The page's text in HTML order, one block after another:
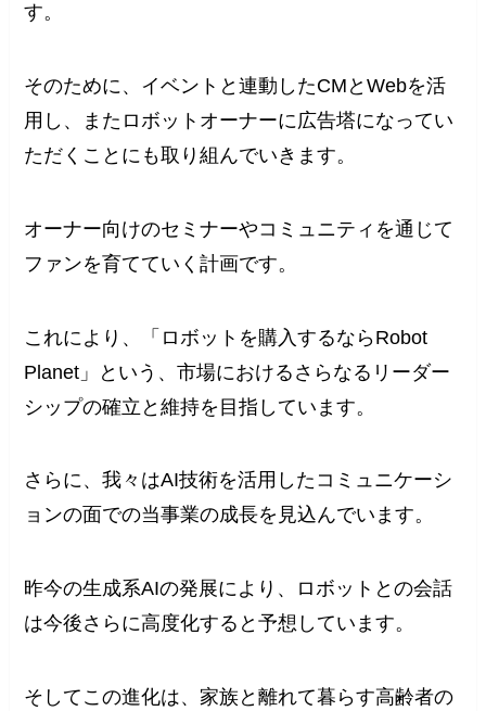
す。
そのために、イベントと連動したCMとWebを活
用し、またロボットオーナーに広告塔になってい
ただくことにも取り組んでいきます。
オーナー向けのセミナーやコミュニティを通じて
ファンを育てていく計画です。
これにより、「ロボットを購入するならRobot
Planet」という、市場におけるさらなるリーダー
シップの確立と維持を目指しています。
さらに、我々はAI技術を活用したコミュニケーシ
ョンの面での当事業の成長を見込んでいます。
昨今の生成系AIの発展により、ロボットとの会話
は今後さらに高度化すると予想しています。
そしてこの進化は、家族と離れて暮らす高齢者の